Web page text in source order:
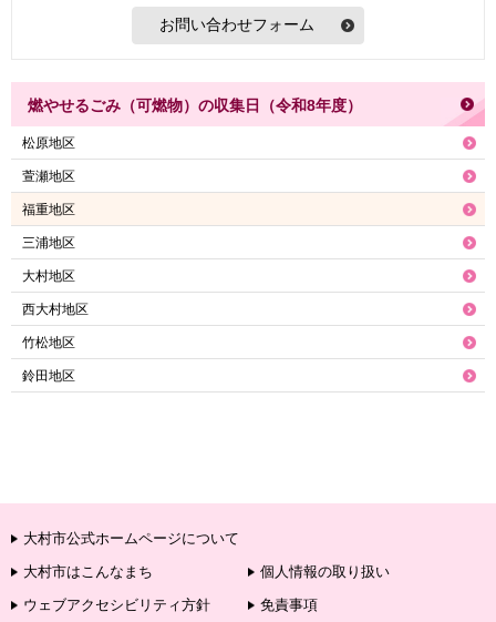
燃やせるごみ（可燃物）の収集日（令和8年度）
松原地区
萱瀬地区
福重地区
三浦地区
大村地区
西大村地区
竹松地区
鈴田地区
大村市公式ホームページについて
大村市はこんなまち
個人情報の取り扱い
ウェブアクセシビリティ方針
免責事項